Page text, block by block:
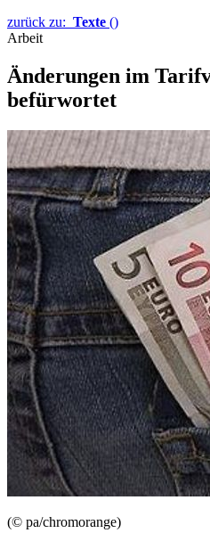
zurück zu: Texte ()
Arbeit
Änderungen im
befürwortet
(© pa/chromorange)